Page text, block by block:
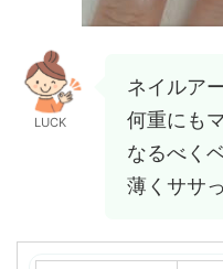
LUCK
ネイルア
何重にも
なるべく
薄くササ